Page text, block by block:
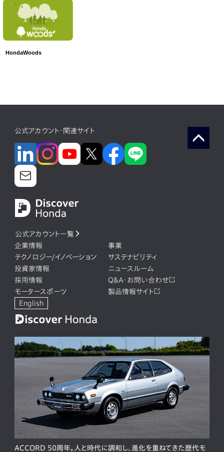
HondaWoods
公式アカウント・関連サイト
公式アカウント一覧
企業情報
事業
テクノロジー/イノベーション
サステナビリティ
投資家情報
ニュースルーム
採用情報
Q&A・お問い合わせ
モータースポーツ
製品情報サイト
English
ACCORD 50周年。人と時代に調和し、進化を重ねてきた歴代モ